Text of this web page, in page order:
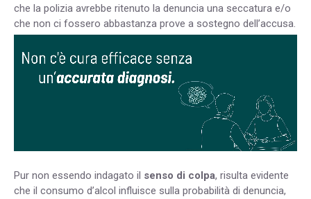
che la polizia avrebbe ritenuto la denuncia una seccatura e/o
che non ci fossero abbastanza prove a sostegno dell’accusa.
Pur non essendo indagato il senso di colpa, risulta evidente
che il consumo d’alcol influisce sulla probabilità di denuncia,